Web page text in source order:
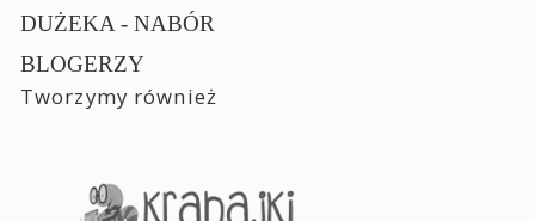
DUŻEKA - NABÓR
BLOGERZY
Tworzymy również